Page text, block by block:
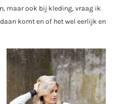
maar ook bij kleding, vraag ik
komt en of het wel eerlijk en